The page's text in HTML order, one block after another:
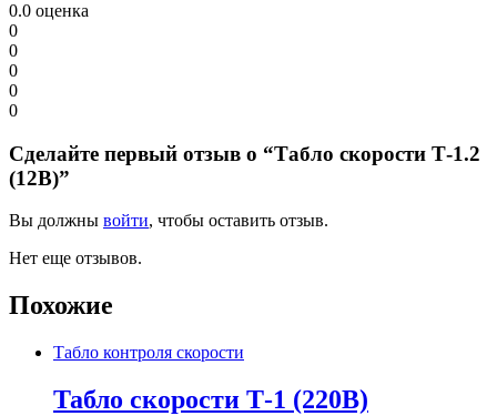
0.0 оценка
0
0
0
0
0
Сделайте первый отзыв о “Табло скорости Т-1.2
(12В)”
Вы должны войти, чтобы оставить отзыв.
Нет еще отзывов.
Похожие
Табло контроля скорости
Табло скорости Т-1 (220В)